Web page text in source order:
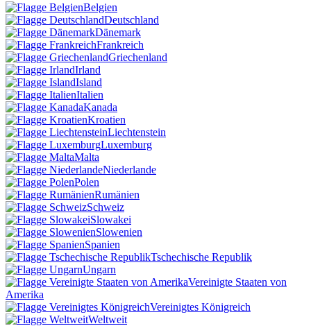
Belgien
Deutschland
Dänemark
Frankreich
Griechenland
Irland
Island
Italien
Kanada
Kroatien
Liechtenstein
Luxemburg
Malta
Niederlande
Polen
Rumänien
Schweiz
Slowakei
Slowenien
Spanien
Tschechische Republik
Ungarn
Vereinigte Staaten von
Amerika
Vereinigtes Königreich
Weltweit